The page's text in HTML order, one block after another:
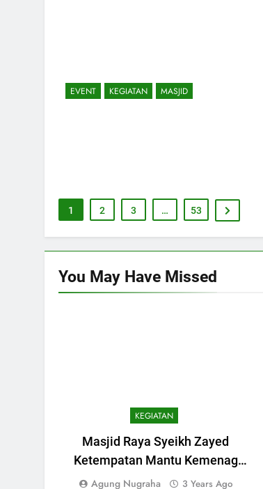
EVENT KEGIATAN MASJID
1 2 3 … 53
You May Have Missed
KEGIATAN
Masjid Raya Syeikh Zayed
Ketempatan Mantu Kemenag
Surakarta
Agung Nugraha 3 Years Ago